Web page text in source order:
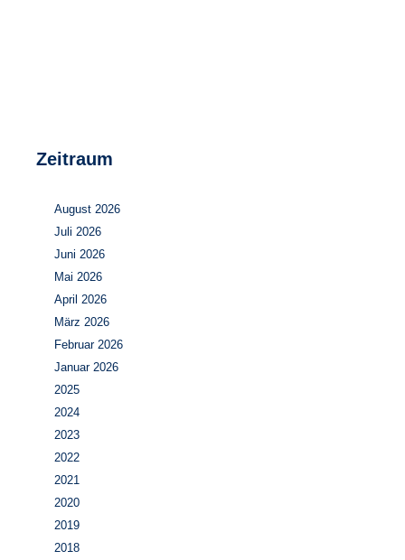
Zeitraum
August 2026
Juli 2026
Juni 2026
Mai 2026
April 2026
März 2026
Februar 2026
Januar 2026
2025
2024
2023
2022
2021
2020
2019
2018